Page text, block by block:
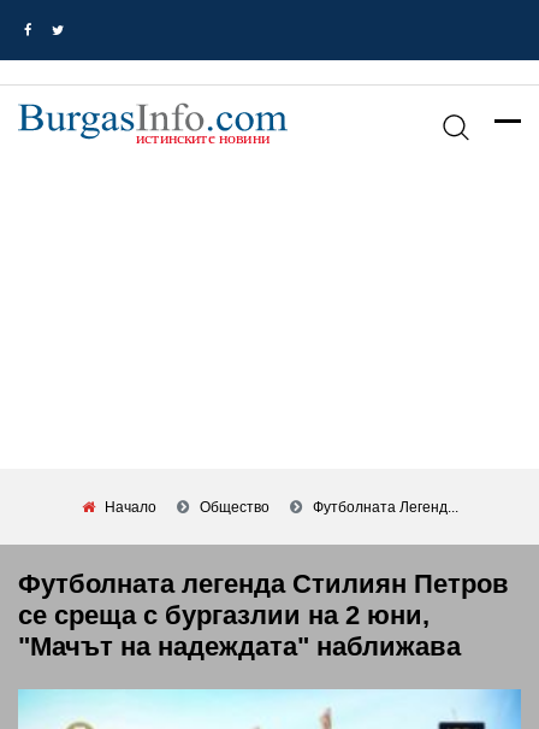
Начало Общество Футболната Легенд...
Футболната легенда Стилиян Петров
се среща с бургазлии на 2 юни,
"Мачът на надеждата" наближава